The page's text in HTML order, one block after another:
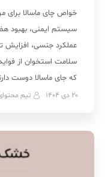
خواص چای ماسالا برای
سیستم ایمنی، بهبود
عملکرد جنسی، افزایش
سلامت استخوان از
که جای ماسالا دوست
خوشمزه است، بلکه
20 دی 1404 تیم